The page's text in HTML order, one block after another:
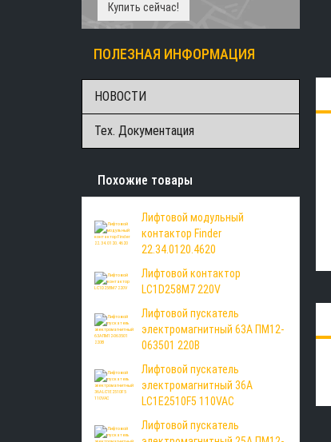
Купить сейчас!
ПОЛЕЗНАЯ ИНФОРМАЦИЯ
НОВОСТИ
Тех. Документация
Похожие товары
Лифтовой модульный
контактор Finder
22.34.0120.4620
Лифтовой контактор
LC1D258M7 220V
Лифтовой пускатель
электромагнитный 63А ПМ12-
063501 220В
Лифтовой пускатель
электромагнитный 36А
LC1E2510F5 110VAC
Лифтовой пускатель